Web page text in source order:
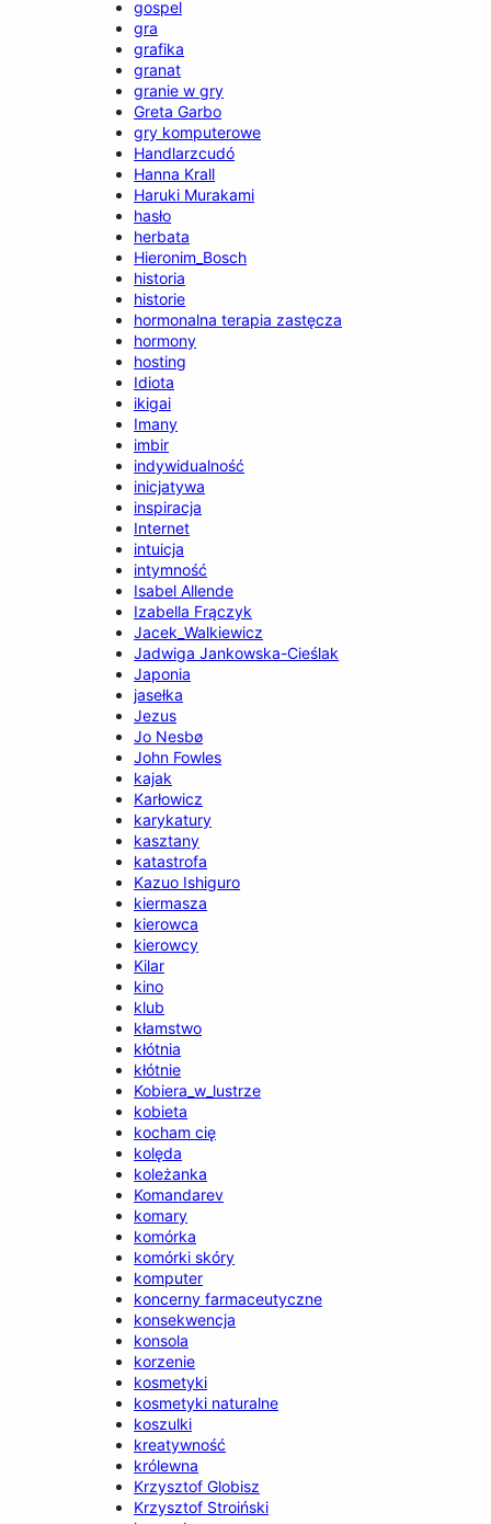
gospel
gra
grafika
granat
granie w gry
Greta Garbo
gry komputerowe
Handlarzcudó
Hanna Krall
Haruki Murakami
hasło
herbata
Hieronim_Bosch
historia
historie
hormonalna terapia zastęcza
hormony
hosting
Idiota
ikigai
Imany
imbir
indywidualność
inicjatywa
inspiracja
Internet
intuicja
intymność
Isabel Allende
Izabella Frączyk
Jacek_Walkiewicz
Jadwiga Jankowska-Cieślak
Japonia
jasełka
Jezus
Jo Nesbø
John Fowles
kajak
Karłowicz
karykatury
kasztany
katastrofa
Kazuo Ishiguro
kiermasza
kierowca
kierowcy
Kilar
kino
klub
kłamstwo
kłótnia
kłótnie
Kobiera_w_lustrze
kobieta
kocham cię
kolęda
koleżanka
Komandarev
komary
komórka
komórki skóry
komputer
koncerny farmaceutyczne
konsekwencja
konsola
korzenie
kosmetyki
kosmetyki naturalne
koszulki
kreatywność
królewna
Krzysztof Globisz
Krzysztof Stroiński